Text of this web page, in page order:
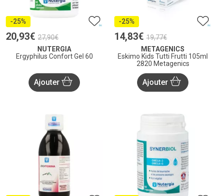
-25%
20,93€ 27,90€
NUTERGIA
Ergyphilus Confort Gel 60
Ajouter
-25%
14,83€ 19,77€
METAGENICS
Eskimo Kids Tutti Frutti 105ml
2820 Metagenics
Ajouter